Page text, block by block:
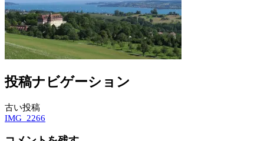
投稿ナビゲーション
古い投稿
IMG_2266